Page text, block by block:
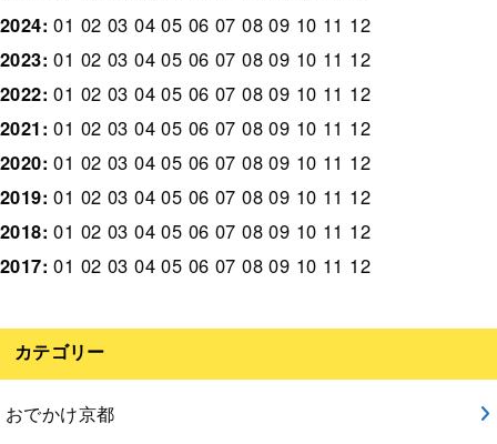
2024:01 02 03 04 05 06 07 08 09 10 11 12
2023:01 02 03 04 05 06 07 08 09 10 11 12
2022:01 02 03 04 05 06 07 08 09 10 11 12
2021:01 02 03 04 05 06 07 08 09 10 11 12
2020:01 02 03 04 05 06 07 08 09 10 11 12
2019:01 02 03 04 05 06 07 08 09 10 11 12
2018:01 02 03 04 05 06 07 08 09 10 11 12
2017:01 02 03 04 05 06 07 08 09 10 11 12
カテゴリー
おでかけ京都